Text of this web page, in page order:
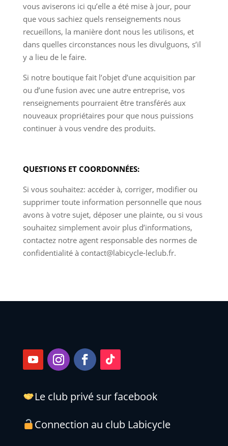
vous aviserons ici qu’elle a été mise à jour, pour
que vous sachiez quels renseignements nous
recueillons, la manière dont nous les utilisons, et
dans quelles circonstances nous les divulguons, s’il
y a lieu de le faire.
Si notre boutique fait l’objet d’une acquisition par
ou d’une fusion avec une autre entreprise, vos
renseignements pourraient être transférés aux
nouveaux propriétaires pour que nous puissions
continuer à vous vendre des produits.
QUESTIONS ET COORDONNÉES:
Si vous souhaitez: accéder à, corriger, modifier ou
supprimer toute information personnelle que nous
avons à votre sujet, déposer une plainte, ou si vous
souhaitez simplement avoir plus d’informations,
contactez notre agent responsable des normes de
confidentialité à contact@labicycle-leclub.fr.
Le club privé sur facebook
Connection au club Labicycle